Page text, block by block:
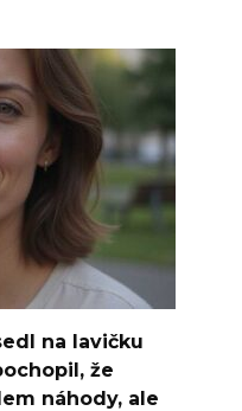
na lavičku
že
náhody, ale